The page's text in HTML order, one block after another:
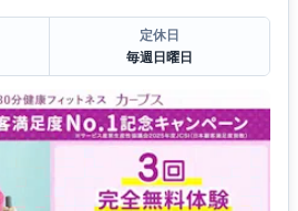
定休日
毎週日曜日